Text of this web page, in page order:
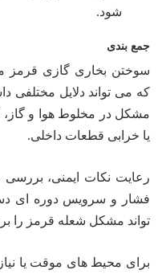
شود.
جمع بندی
سوختن بخاری گازی قرمز
که می تواند دلایل مختلفی
مشکل در مخلوط هوا و
یا خرابی قطعات داخلی.
رعایت نکات ایمنی، بررسی
فشار و سرویس دوره ای
تواند مشکل شعله قرمز را
برای محیط های موقت یا